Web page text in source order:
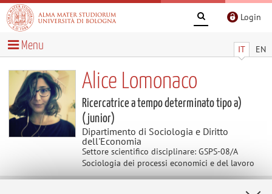
Login
IT EN
Menu
Alice Lomonaco
Ricercatrice a tempo determinato tipo a)
(junior)
Dipartimento di Sociologia e Diritto
dell'Economia
Settore scientifico disciplinare: GSPS-08/A
Sociologia dei processi economici e del lavoro